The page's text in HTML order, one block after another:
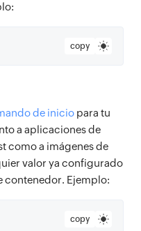
copy
de inicio para tu
a aplicaciones de
como a imágenes de
valor ya configurado
contenedor. Ejemplo:
copy